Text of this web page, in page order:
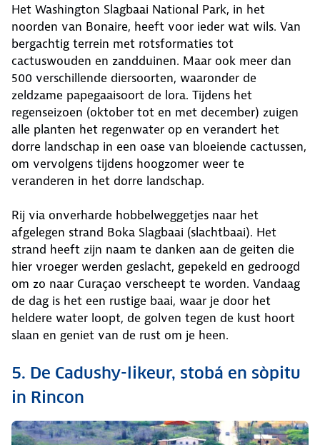
Het Washington Slagbaai National Park, in het
noorden van Bonaire, heeft voor ieder wat wils. Van
bergachtig terrein met rotsformaties tot
cactuswouden en zandduinen. Maar ook meer dan
500 verschillende diersoorten, waaronder de
zeldzame papegaaisoort de lora. Tijdens het
regenseizoen (oktober tot en met december) zuigen
alle planten het regenwater op en verandert het
dorre landschap in een oase van bloeiende cactussen,
om vervolgens tijdens hoogzomer weer te
veranderen in het dorre landschap.
Rij via onverharde hobbelweggetjes naar het
afgelegen strand Boka Slagbaai (slachtbaai). Het
strand heeft zijn naam te danken aan de geiten die
hier vroeger werden geslacht, gepekeld en gedroogd
om zo naar Curaçao verscheept te worden. Vandaag
de dag is het een rustige baai, waar je door het
heldere water loopt, de golven tegen de kust hoort
slaan en geniet van de rust om je heen.
5. De Cadushy-likeur, stobá en sòpitu
in Rincon